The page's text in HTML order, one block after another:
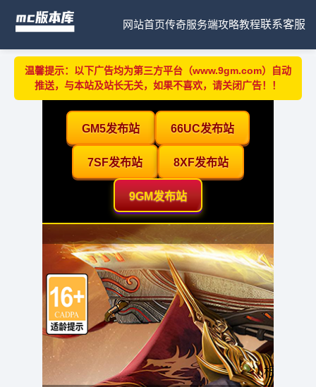
网站首页传奇服务端攻略教程联系客服
温馨提示：以下广告均为第三方平台（www.9gm.com）自动
推送，与本站及站长无关，如果不喜欢，请关闭广告！！